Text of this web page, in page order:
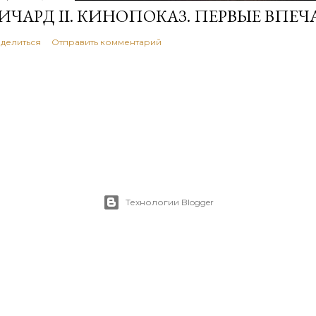
II. КИНОПОКАЗ. ПЕРВЫЕ
Отправить комментарий
Технологии Blogger